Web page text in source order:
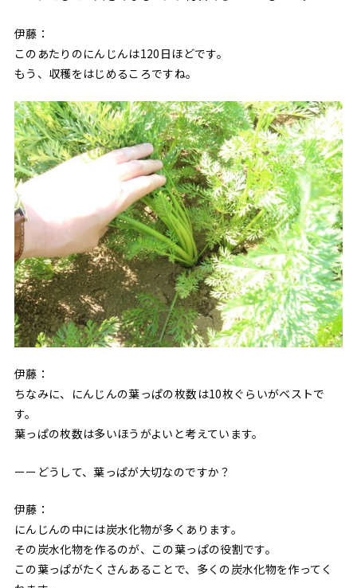
伊藤：
このあたりのにんじんは120日ほどです。
もう、収穫をはじめるころですね。
伊藤：
ちなみに、にんじんの葉っぱの枚数は10枚ぐらいがベストで
す。
葉っぱの枚数は多いほうがよいと考えています。
ーーどうして、葉っぱが大切なのですか？
伊藤：
にんじんの中には炭水化物が多くあります。
その炭水化物を作るのが、この葉っぱの役割です。
この葉っぱがたくさんあることで、多くの炭水化物を作ってく